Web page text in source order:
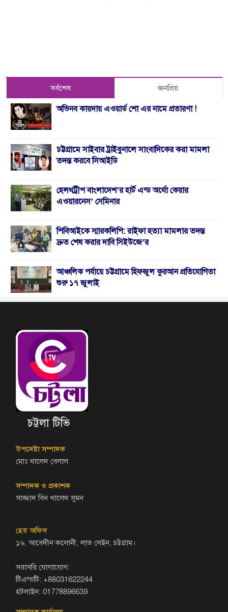
সর্বশেষ জনপ্রিয়
অভিনব কায়দায় এওয়ার্ড শো এর নামে প্রতারণা !
চট্টগ্রামে সাইবার ট্রাইবুনালে সাংবাদিকের করা মামলা
তদন্ত করবে সিআইডি
হেলথট্রীপ বাংলাদেশ’র হার্ট এন্ড অর্থো কেয়ার
এওয়ারনেস’ সেমিনার
পিবিআইকে স্মারকলিপি: রাইফা হত্যা মামলার তদন্ত
দ্রুত শেষ করার দাবি সিইউজে’র
আঞ্চলিক পর্যায়ে চট্টগ্রামে হিফজুল কুরআন প্রতিযোগিতা
শুরু ১৭ জুলাই
চট্টলা টিভি
উপদেষ্টা সম্পাদক
মোঃ খালেদ বেলাল
সম্পাদক ও প্রকাশক
সাজ্জাদ বিন খালেদ সুমন
হেড অফিস
১৬, আবেদীন কলোনী, লাভ লেইন, চট্টগ্রাম।
সরাসরি যোগাযোগ:
টিএন্ডটি: +88031622244
হটলাইন: 01778896639